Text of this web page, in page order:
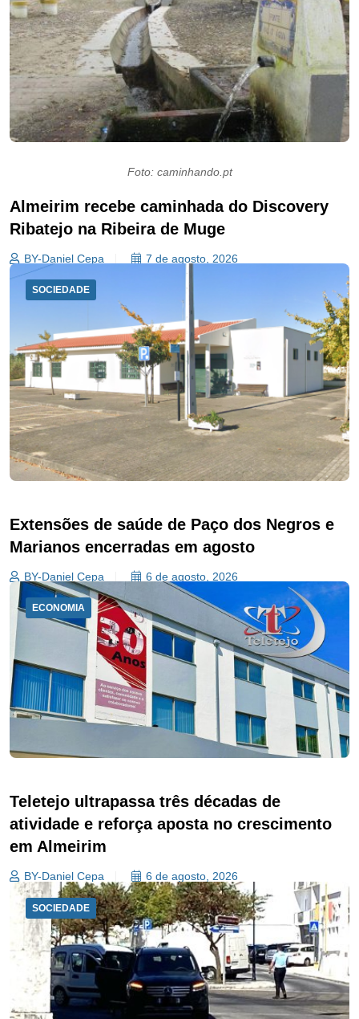
Foto: caminhando.pt
Almeirim recebe caminhada do Discovery
Ribatejo na Ribeira de Muge
BY-Daniel Cepa 7 de agosto, 2026
SOCIEDADE
Extensões de saúde de Paço dos Negros e
Marianos encerradas em agosto
BY-Daniel Cepa 6 de agosto, 2026
ECONOMIA
Teletejo ultrapassa três décadas de
atividade e reforça aposta no crescimento
em Almeirim
BY-Daniel Cepa 6 de agosto, 2026
SOCIEDADE